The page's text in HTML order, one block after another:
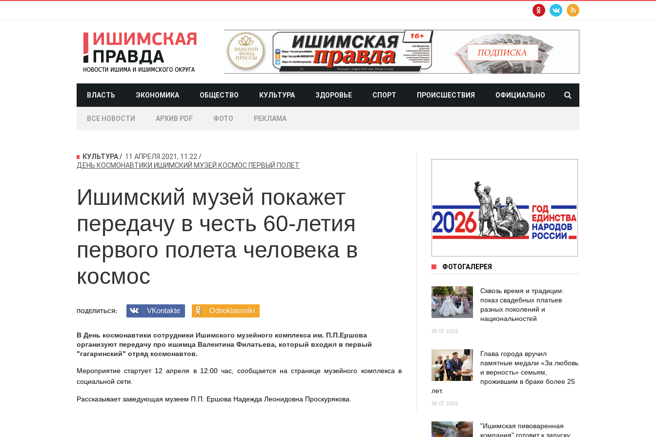
ВЛАСТЬ ЭКОНОМИКА ОБЩЕСТВО КУЛЬТУРА ЗДОРОВЬЕ СПОРТ ПРОИСШЕСТВИЯ ОФИЦИАЛЬНО
ВСЕ НОВОСТИ АРХИВ PDF ФОТО РЕКЛАМА
КУЛЬТУРА
11 АПРЕЛЯ 2021, 11:22
ДЕНЬ КОСМОНАВТИКИ ИШИМСКИЙ МУЗЕЙ КОСМОС ПЕРВЫЙ ПОЛЕТ
Ишимский музей покажет
передачу в честь 60-летия
первого полета человека в
космос
ПОДЕЛИТЬСЯ: VKontakte Odnoklassniki
В День космонавтики сотрудники Ишимского музейного комплекса им. П.П.Ершова
организуют передачу про ишимца Валентина Филатьева, который входил в первый
"гагаринский" отряд космонавтов.
Мероприятие стартует 12 апреля в 12:00 час, сообщается на странице музейного комплекса в
социальной сети.
Рассказывает заведующая музеем П.П. Ершова Надежда Леонидовна Проскурякова.
ФОТОГАЛЕРЕЯ
Сквозь время и традиции:
показ свадебных платьев
разных поколений и
национальностей
09.07.2026
Глава города вручил
памятные медали «За любовь
и верность» семьям,
прожившим в браке более 25
лет.
09.07.2026
"Ишимская пивоваренная
компания" готовит к запуску